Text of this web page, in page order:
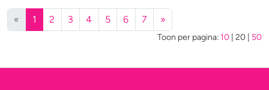
« 1 (huidige)
2 3 4 5 6 7 »
Toon per pagina: 10 20 50